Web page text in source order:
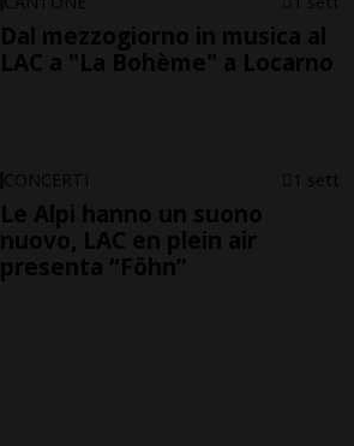
Dal mezzogiorno in musica al
LAC a "La Bohème" a Locarno
CONCERTI 1 sett
Le Alpi hanno un suono
nuovo, LAC en plein air
presenta “Föhn”